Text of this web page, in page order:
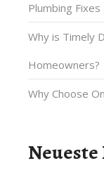
Plumbing Fixes
Why is Timely
Homeowners?
Why Choose